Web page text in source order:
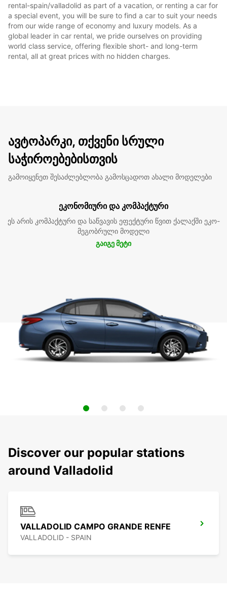
rental-spain/valladolid as part of a vacation, or renting a car for
a special event, you will be sure to find a car to suit your needs
from our wide range of economy and luxury models. As a
global leader in car rental, we pride ourselves on providing
world class service, offering flexible short- and long-term
rental, all at great prices with no hidden charges.
ავტოპარკი, თქვენი სრული
საჭიროებებისთვის
გამოიყენეთ შესაძლებლობა გამოსცადოთ ახალი მოდელები
ეკონომიური და კომპაქტური
ეს არის კომპაქტური და საწვავის ეფექტური წვით ქალაქში ეკო-
მეგობრული მოდელი
გაიგე მეტი
Discover our popular stations
around Valladolid
VALLADOLID CAMPO GRANDE RENFE
VALLADOLID - SPAIN